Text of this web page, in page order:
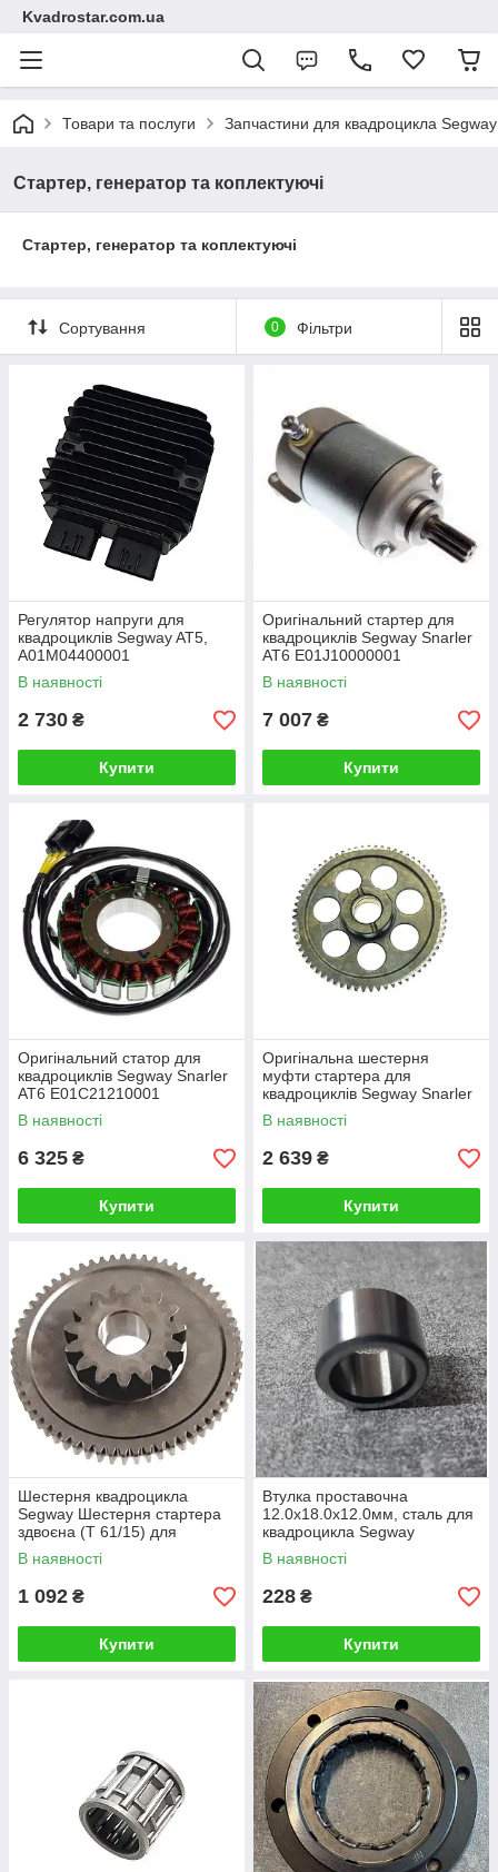
Kvadrostar.com.ua
Товари та послуги Запчастини для квадроцикла Segway
Стартер, генератор та коплектуючі
Стартер, генератор та коплектуючі
Сортування 0 Фільтри
Регулятор напруги для
квадроциклів Segway AT5,
A01M04400001
В наявності
2 730 ₴
Купити
Оригінальний стартер для
квадроциклів Segway Snarler
AT6 E01J10000001
В наявності
7 007 ₴
Купити
Оригінальний статор для
квадроциклів Segway Snarler
AT6 E01C21210001
В наявності
6 325 ₴
Купити
Оригінальна шестерня
муфти стартера для
квадроциклів Segway Snarler
AT6 E01J20010001
В наявності
2 639 ₴
Купити
Шестерня квадроцикла
Segway Шестерня стартера
здвоєна (T 61/15) для
E01J20020001
В наявності
1 092 ₴
Купити
Втулка проставочна
12.0х18.0х12.0мм, сталь для
квадроцикла Segway
E01J20002001
В наявності
228 ₴
Купити